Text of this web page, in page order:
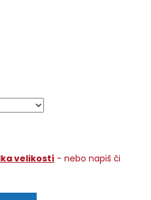
velikostí - nebo napiš či